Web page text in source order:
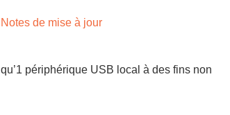
Notes de mise à jour
périphérique USB local à des fins non